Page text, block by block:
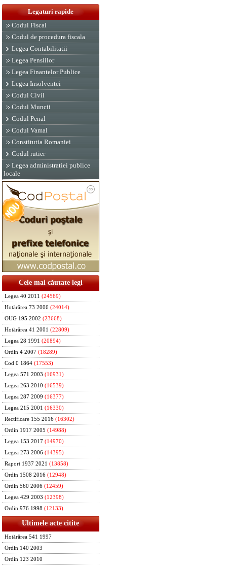
Legaturi rapide
Codul Fiscal
Codul de procedura fiscala
Legea Contabilitatii
Legea Pensiilor
Legea Finantelor Publice
Legea Insolventei
Codul Civil
Codul Muncii
Codul Penal
Codul Vamal
Constitutia Romaniei
Codul rutier
Legea administratiei publice
locale
Cele mai căutate legi
Legea 40 2011 (24569)
Hotărârea 73 2006 (24014)
OUG 195 2002 (23668)
Hotărârea 41 2001 (22809)
Legea 28 1991 (20894)
Ordin 4 2007 (18289)
Cod 0 1864 (17553)
Legea 571 2003 (16931)
Legea 263 2010 (16539)
Legea 287 2009 (16377)
Legea 215 2001 (16330)
Rectificare 155 2016 (16302)
Ordin 1917 2005 (14988)
Legea 153 2017 (14970)
Legea 273 2006 (14395)
Raport 1937 2021 (13858)
Ordin 1508 2016 (12948)
Ordin 560 2006 (12459)
Legea 429 2003 (12398)
Ordin 976 1998 (12133)
Ultimele acte citite
Hotărârea 541 1997
Ordin 140 2003
Ordin 123 2010